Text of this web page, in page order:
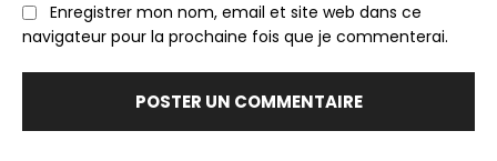
Enregistrer mon nom, email et site web dans ce
navigateur pour la prochaine fois que je commenterai.